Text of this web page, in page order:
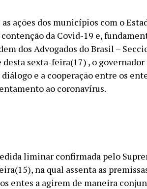
ações dos municípios com o
da Covid-19 e,
dos Advogados do Brasil –
sexta-feira(17) , o governador
e a cooperação entre os
ao coronavírus.
liminar confirmada pelo
na qual assenta as
entes a agirem de maneira